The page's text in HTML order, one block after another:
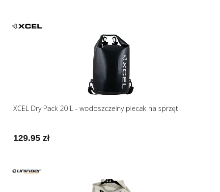
XCEL Dry Pack 20 L - wodoszczelny plecak na sprzęt
129.95 zł